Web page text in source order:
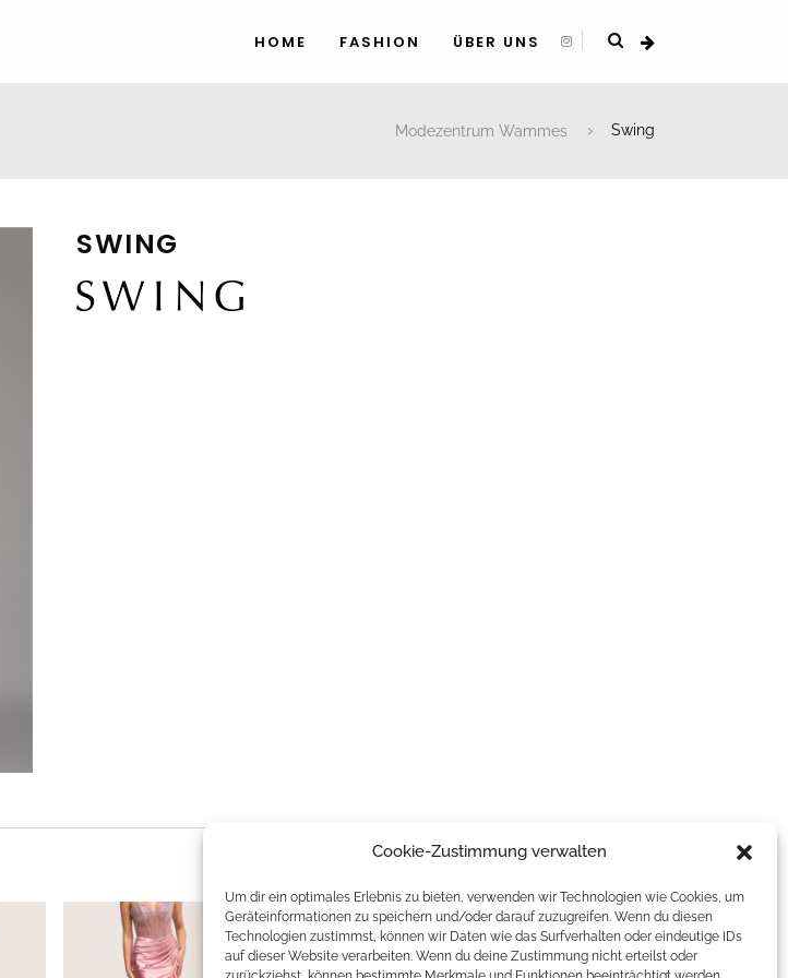
Cookie-Zustimmung verwalten
Um dir ein optimales Erlebnis zu bieten, verwenden wir Technologien wie Cookies, um
Geräteinformationen zu speichern und/oder darauf zuzugreifen. Wenn du diesen
Technologien zustimmst, können wir Daten wie das Surfverhalten oder eindeutige IDs
auf dieser Website verarbeiten. Wenn du deine Zustimmung nicht erteilst oder
HOME FASHION ÜBER UNS
Modezentrum Wammes Swing
SWING